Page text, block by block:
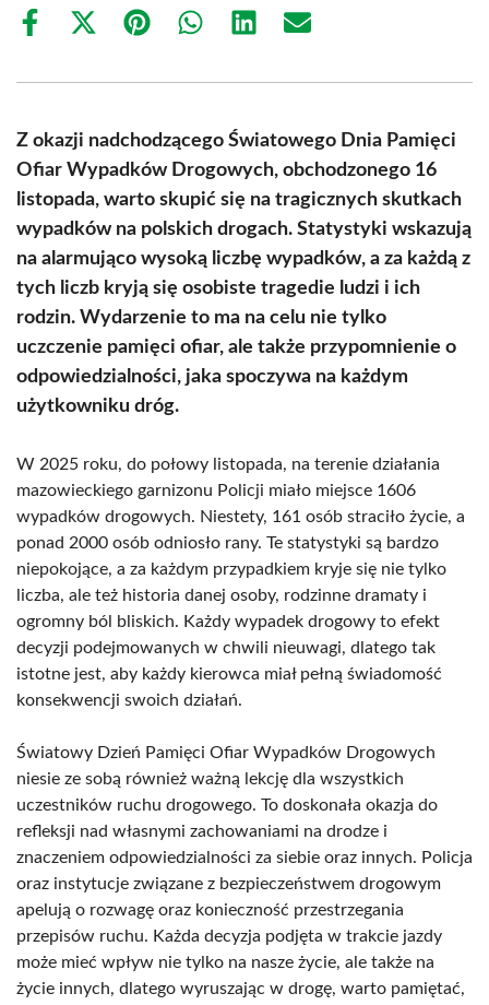
Share
Share
(Twitter)
Share Share Share Share
Z okazji nadchodzącego Światowego Dnia Pamięci
Ofiar Wypadków Drogowych, obchodzonego 16
listopada, warto skupić się na tragicznych skutkach
wypadków na polskich drogach. Statystyki wskazują
na alarmująco wysoką liczbę wypadków, a za każdą z
tych liczb kryją się osobiste tragedie ludzi i ich
rodzin. Wydarzenie to ma na celu nie tylko
uczczenie pamięci ofiar, ale także przypomnienie o
odpowiedzialności, jaka spoczywa na każdym
użytkowniku dróg.
W 2025 roku, do połowy listopada, na terenie działania
mazowieckiego garnizonu Policji miało miejsce 1606
wypadków drogowych. Niestety, 161 osób straciło życie, a
ponad 2000 osób odniosło rany. Te statystyki są bardzo
niepokojące, a za każdym przypadkiem kryje się nie tylko
liczba, ale też historia danej osoby, rodzinne dramaty i
ogromny ból bliskich. Każdy wypadek drogowy to efekt
decyzji podejmowanych w chwili nieuwagi, dlatego tak
istotne jest, aby każdy kierowca miał pełną świadomość
konsekwencji swoich działań.
Światowy Dzień Pamięci Ofiar Wypadków Drogowych
niesie ze sobą również ważną lekcję dla wszystkich
uczestników ruchu drogowego. To doskonała okazja do
refleksji nad własnymi zachowaniami na drodze i
znaczeniem odpowiedzialności za siebie oraz innych. Policja
oraz instytucje związane z bezpieczeństwem drogowym
apelują o rozwagę oraz konieczność przestrzegania
przepisów ruchu. Każda decyzja podjęta w trakcie jazdy
może mieć wpływ nie tylko na nasze życie, ale także na
życie innych, dlatego wyruszając w drogę, warto pamiętać,